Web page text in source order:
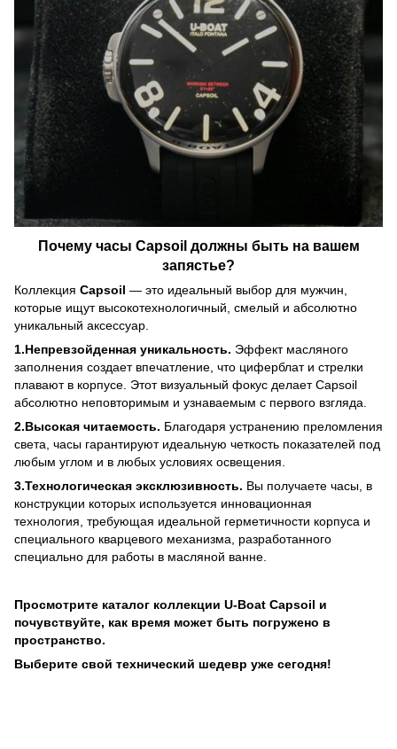
Почему часы Capsoil должны быть на вашем
запястье?
Коллекция Capsoil — это идеальный выбор для мужчин,
которые ищут высокотехнологичный, смелый и абсолютно
уникальный аксессуар.
1.Непревзойденная уникальность. Эффект масляного
заполнения создает впечатление, что циферблат и стрелки
плавают в корпусе. Этот визуальный фокус делает Capsoil
абсолютно неповторимым и узнаваемым с первого взгляда.
2.Высокая читаемость. Благодаря устранению преломления
света, часы гарантируют идеальную четкость показателей под
любым углом и в любых условиях освещения.
3.Технологическая эксклюзивность. Вы получаете часы, в
конструкции которых используется инновационная
технология, требующая идеальной герметичности корпуса и
специального кварцевого механизма, разработанного
специально для работы в масляной ванне.
Просмотрите каталог коллекции U-Boat Capsoil и
почувствуйте, как время может быть погружено в
пространство.
Выберите свой технический шедевр уже сегодня!